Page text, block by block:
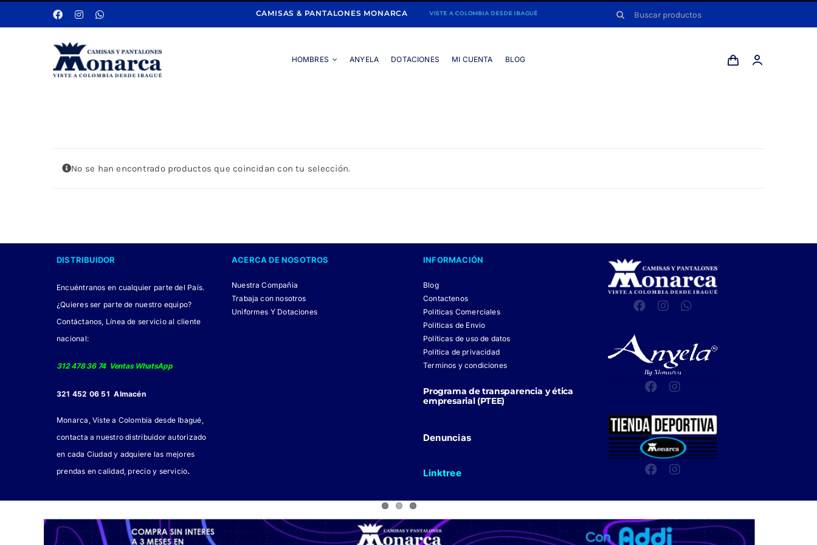
al
CAMISAS & PANTALONES MONARCA Buscar:
HOMBRES ANYELA DOTACIONES MI CUENTA BLOG
No se han encontrado productos que coincidan con tu selección.
DISTRIBUIDOR
Encuéntranos en cualquier parte del País.
¿Quieres ser parte de nuestro equipo?
Contáctanos, Línea de servicio al cliente
nacional:
312 478 36 74 Ventas WhatsApp
321 452 06 51 Almacén
Monarca, Viste a Colombia desde Ibagué,
contacta a nuestro distribuidor autorizado
en cada Ciudad y adquiere las mejores
prendas en calidad, precio y servicio.
ACERCA DE NOSOTROS
Nuestra Compañia
Trabaja con nosotros
Uniformes Y Dotaciones
INFORMACIÓN
Blog
Contactenos
Politicas Comerciales
Politicas de Envio
Políticas de uso de datos
Política de privacidad
Terminos y condiciones
Programa de transparencia y ética
empresarial (PTEE)
Denuncias
Linktree